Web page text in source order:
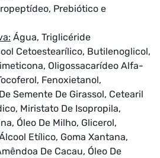
Prebiótico e
Água, Triglicéride
Cetoestearílico, Butilenoglicol,
Oligossacarídeo Alfa-
Fenoxietanol,
Semente De Girassol, Cetearil
Miristato De Isopropila,
Óleo De Milho, Glicerol,
Etílico, Goma Xantana,
De Cacau, Óleo De